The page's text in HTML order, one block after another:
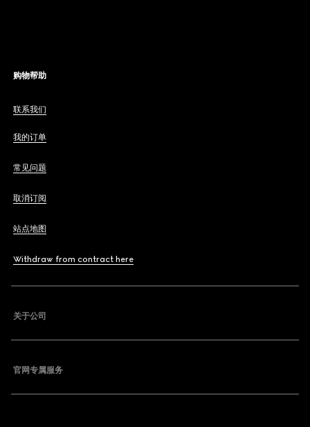
购物帮助
联系我们
我的订单
常见问题
取消订阅
站点地图
Withdraw from contract here
关于公司
官网专属服务